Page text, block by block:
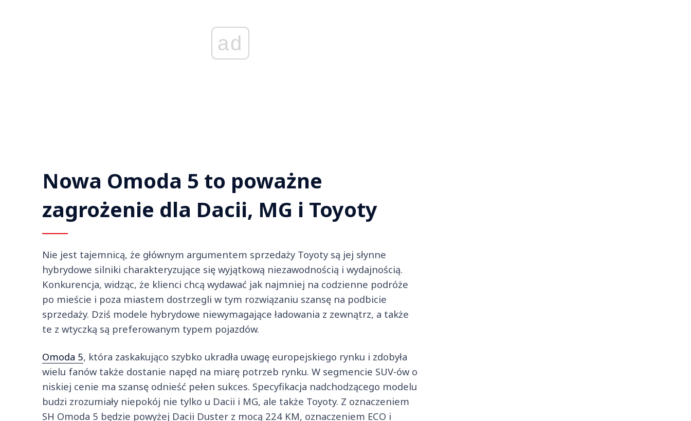
ad
Nowa Omoda 5 to poważne
zagrożenie dla Dacii, MG i Toyoty
Nie jest tajemnicą, że głównym argumentem sprzedaży Toyoty są jej słynne
hybrydowe silniki charakteryzujące się wyjątkową niezawodnością i wydajnością.
Konkurencja, widząc, że klienci chcą wydawać jak najmniej na codzienne podróże
po mieście i poza miastem dostrzegli w tym rozwiązaniu szansę na podbicie
sprzedaży. Dziś modele hybrydowe niewymagające ładowania z zewnątrz, a także
te z wtyczką są preferowanym typem pojazdów.
Omoda 5, która zaskakująco szybko ukradła uwagę europejskiego rynku i zdobyła
wielu fanów także dostanie napęd na miarę potrzeb rynku. W segmencie SUV-ów o
niskiej cenie ma szansę odnieść pełen sukces. Specyfikacja nadchodzącego modelu
budzi zrozumiały niepokój nie tylko u Dacii i MG, ale także Toyoty. Z oznaczeniem
SH Omoda 5 będzie powyżej Dacii Duster z mocą 224 KM, oznaczeniem ECO i